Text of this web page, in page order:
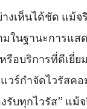
งเห็นได้ชัด แม้จ
ในฐานะการแส
รือบริการที่ดีเยี่ย
ร์กำจัดไวรัสคอ
รับทุกไวรัส” แม้